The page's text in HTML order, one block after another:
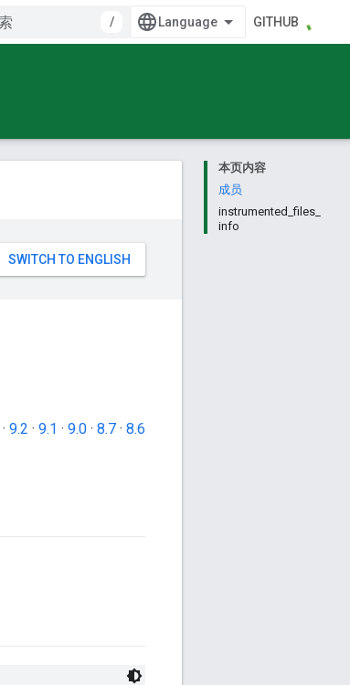
/ GITHUB
本页内容
成员
instrumented_files_
info
· 9.2 · 9.1 · 9.0 · 8.7 · 8.6